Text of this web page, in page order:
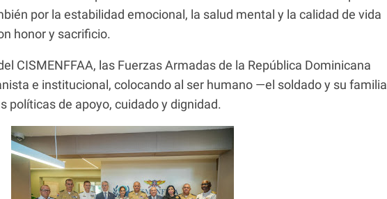
por la estabilidad emocional, la salud mental y la calidad de vida
honor y sacrificio.
CISMENFFAA, las Fuerzas Armadas de la República Dominicana
e institucional, colocando al ser humano —el soldado y su familia
políticas de apoyo, cuidado y dignidad.